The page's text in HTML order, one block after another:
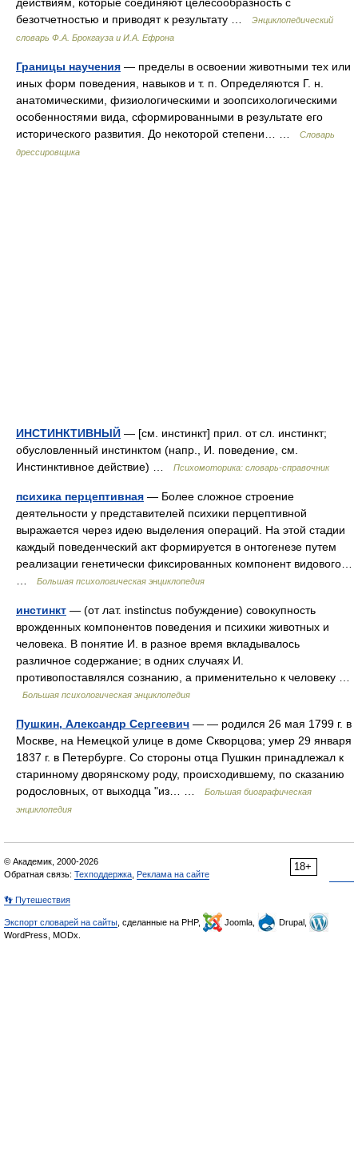
безотчетностью и приводят к результату …
Энциклопедический
словарь Ф.А. Брокгауза и И.А. Ефрона
Границы научения — пределы в освоении животными тех или
иных форм поведения, навыков и т. п. Определяются Г. н.
анатомическими, физиологическими и зоопсихологическими
особенностями вида, сформированными в результате его
исторического развития. До некоторой степени… …
Словарь
дрессировщика
ИНСТИНКТИВНЫЙ — [см. инстинкт] прил. от сл. инстинкт;
обусловленный инстинктом (напр., И. поведение, см.
Инстинктивное действие) …
Психомоторика: cловарь-справочник
психика перцептивная — Более сложное строение
деятельности у представителей психики перцептивной
выражается через идею выделения операций. На этой стадии
каждый поведенческий акт формируется в онтогенезе путем
реализации генетически фиксированных компонент видового…
Большая психологическая энциклопедия
инстинкт — (от лат. instinctus побуждение) совокупность
врожденных компонентов поведения и психики животных и
человека. В понятие И. в разное время вкладывалось
различное содержание; в одних случаях И.
противопоставлялся сознанию, а применительно к человеку …
Большая психологическая энциклопедия
Пушкин, Александр Сергеевич — — родился 26 мая 1799 г. в
Москве, на Немецкой улице в доме Скворцова; умер 29 января
1837 г. в Петербурге. Со стороны отца Пушкин принадлежал к
старинному дворянскому роду, происходившему, по сказанию
родословных, от выходца "из… …
Большая биографическая
энциклопедия
18+
© Академик, 2000-2026
Обратная связь: Техподдержка Реклама на сайте
👣 Путешествия
Экспорт словарей на сайты , сделанные на PHP, Joomla,
Drupal,
WordPress, MODx.